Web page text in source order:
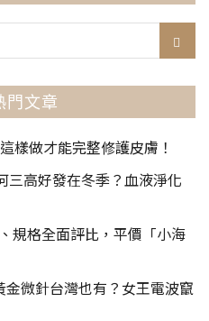
門文章
樣做才能完整修護皮膚！
三高好發在冬季？血液淨化
規格全面評比，平價「小海
金微針台灣也有？女王電波竄